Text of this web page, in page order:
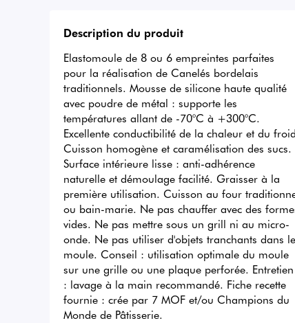
Description du produit
Elastomoule de 8 ou 6 empreintes parfaites
pour la réalisation de Canelés bordelais
traditionnels. Mousse de silicone haute qualité
avec poudre de métal : supporte les
températures allant de -70°C à +300°C.
Excellente conductibilité de la chaleur et du
Cuisson homogène et caramélisation des sucs.
Surface intérieure lisse : anti-adhérence
naturelle et démoulage facilité. Graisser à la
première utilisation. Cuisson au four
ou bain-marie. Ne pas chauffer avec des
vides. Ne pas mettre sous un grill ni au micro-
onde. Ne pas utiliser d'objets tranchants dans le
moule. Conseil : utilisation optimale du moule
sur une grille ou une plaque perforée. Entretien
: lavage à la main recommandé. Fiche recette
fournie : crée par 7 MOF et/ou Champions du
Monde de Pâtisserie.